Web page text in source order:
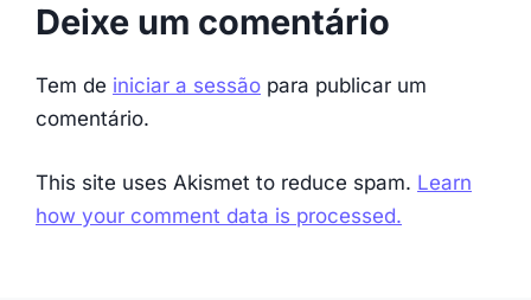
Deixe um comentário
Tem de iniciar a sessão para publicar um
comentário.
This site uses Akismet to reduce spam. Learn
how your comment data is processed.